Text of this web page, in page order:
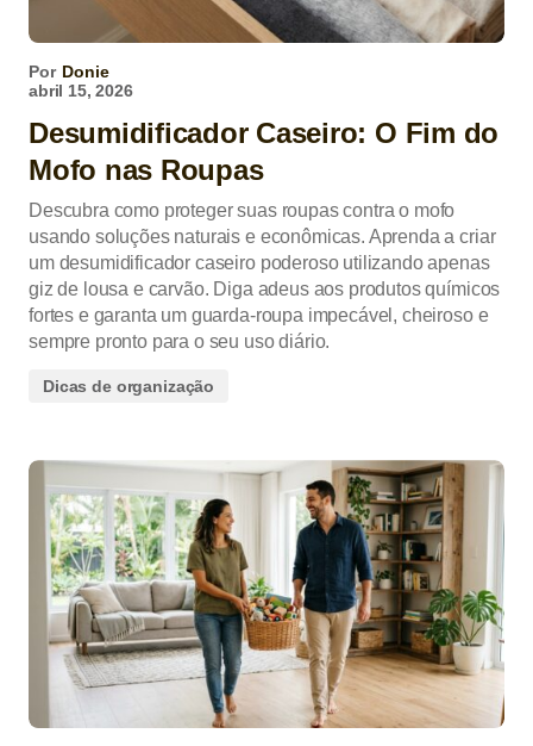
Por Donie
abril 15, 2026
Desumidificador Caseiro: O Fim do
Mofo nas Roupas
Descubra como proteger suas roupas contra o mofo
usando soluções naturais e econômicas. Aprenda a criar
um desumidificador caseiro poderoso utilizando apenas
giz de lousa e carvão. Diga adeus aos produtos químicos
fortes e garanta um guarda-roupa impecável, cheiroso e
sempre pronto para o seu uso diário.
Dicas de organização